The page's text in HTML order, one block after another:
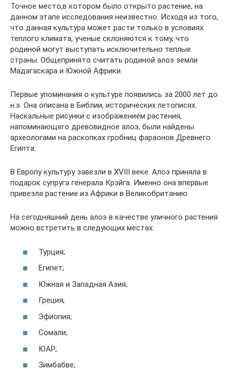
Точное место,в котором было открыто растение, на
данном этапе исследования неизвестно. Исходя из того,
что данная культура может расти только в условиях
теплого климата, ученые склоняются к тому, что
родиной могут выступать исключительно теплые
страны. Общепринято считать родиной алоэ земли
Мадагаскара и Южной Африки.
Первые упоминания о культуре появились за 2000 лет до
н.э. Она описана в Библии, исторических летописях.
Наскальные рисунки с изображением растения,
напоминающего древовидное алоэ, были найдены
археологами на раскопках гробниц фараонов Древнего
Египта.
В Европу культуру завезли в XVIII веке. Алоэ приняла в
подарок супруга генерала Крэйга. Именно она впервые
привезла растение из Африки в Великобританию.
На сегодняшний день алоэ в качестве уличного растения
можно встретить в следующих местах:
Турция;
Египет;
Южная и Западная Азия;
Греция;
Эфиопия;
Сомали;
ЮАР;
Зимбабве;